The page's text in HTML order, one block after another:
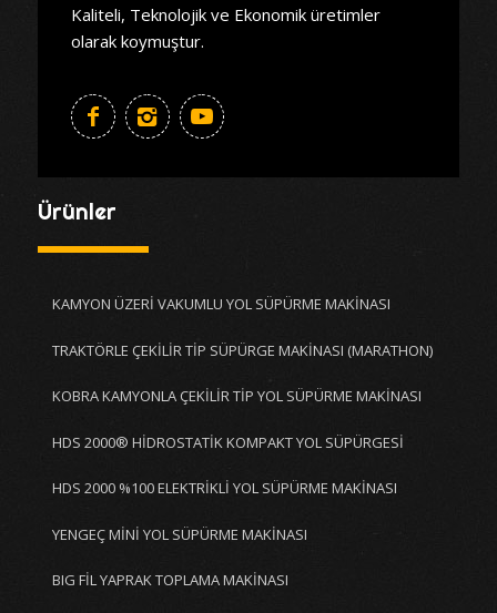
Kaliteli, Teknolojik ve Ekonomik üretimler
olarak koymuştur.
Ürünler
KAMYON ÜZERİ VAKUMLU YOL SÜPÜRME MAKİNASI
TRAKTÖRLE ÇEKİLİR TİP SÜPÜRGE MAKİNASI (MARATHON)
KOBRA KAMYONLA ÇEKİLİR TİP YOL SÜPÜRME MAKİNASI
HDS 2000® HİDROSTATİK KOMPAKT YOL SÜPÜRGESİ
HDS 2000 %100 ELEKTRİKLİ YOL SÜPÜRME MAKİNASI
YENGEÇ MİNİ YOL SÜPÜRME MAKİNASI
BIG FİL YAPRAK TOPLAMA MAKİNASI